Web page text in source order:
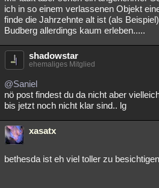
ich in so einem verlassenen Objekt
finde die Jahrzehnte alt ist (als
Budberg allerdings kaum erleben.....
shadowstar
ehemaliges Mitglied
@Saniel
nö post findest du da nicht aber
bis jetzt noch nicht klar sind.. lg
xasatx
bethesda ist eh viel toller zu